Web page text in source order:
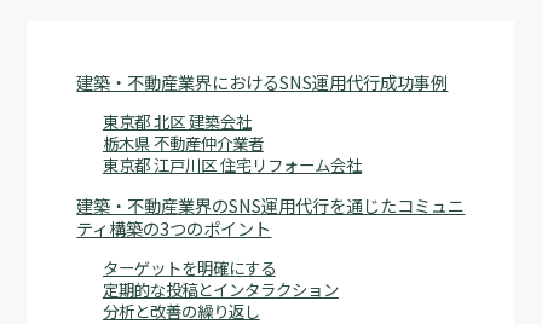
建築・不動産業界におけるSNS運用代行成功事例
東京都 北区 建築会社
栃木県 不動産仲介業者
東京都 江戸川区 住宅リフォーム会社
建築・不動産業界のSNS運用代行を通じたコミュニ
ティ構築の3つのポイント
ターゲットを明確にする
定期的な投稿とインタラクション
分析と改善の繰り返し